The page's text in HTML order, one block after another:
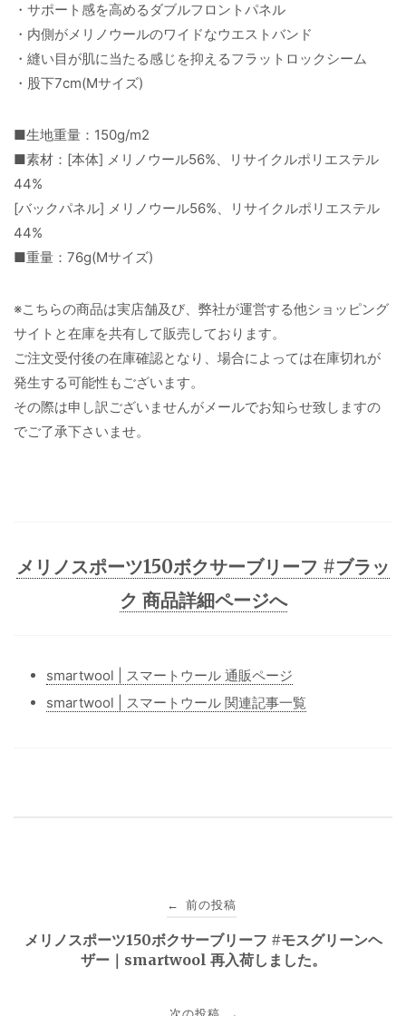
・サポート感を高めるダブルフロントパネル
・内側がメリノウールのワイドなウエストバンド
・縫い目が肌に当たる感じを抑えるフラットロックシーム
・股下7cm(Mサイズ)
■生地重量：150g/m2
■素材：[本体] メリノウール56%、リサイクルポリエステル
44%
[バックパネル] メリノウール56%、リサイクルポリエステル
44%
■重量：76g(Mサイズ)
※こちらの商品は実店舗及び、弊社が運営する他ショッピング
サイトと在庫を共有して販売しております。
ご注文受付後の在庫確認となり、場合によっては在庫切れが
発生する可能性もございます。
その際は申し訳ございませんがメールでお知らせ致しますの
でご了承下さいませ。
メリノスポーツ150ボクサーブリーフ #ブラッ
ク 商品詳細ページへ
smartwool | スマートウール 通販ページ
smartwool | スマートウール 関連記事一覧
稿
← 前の投稿
メリノスポーツ150ボクサーブリーフ #モスグリーンヘ
ザー｜smartwool 再入荷しました。